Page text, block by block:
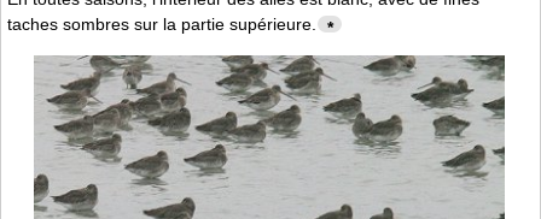
taches sombres sur la partie supérieure.
*